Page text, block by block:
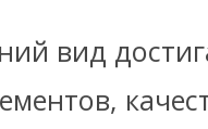
вид